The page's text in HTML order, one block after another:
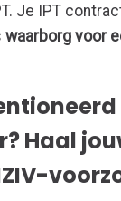
Je IPT
waarborg voor
Haal